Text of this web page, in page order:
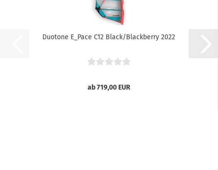
Duotone E_Pace C12 Black/Blackberry 2022
ab 719,00 EUR